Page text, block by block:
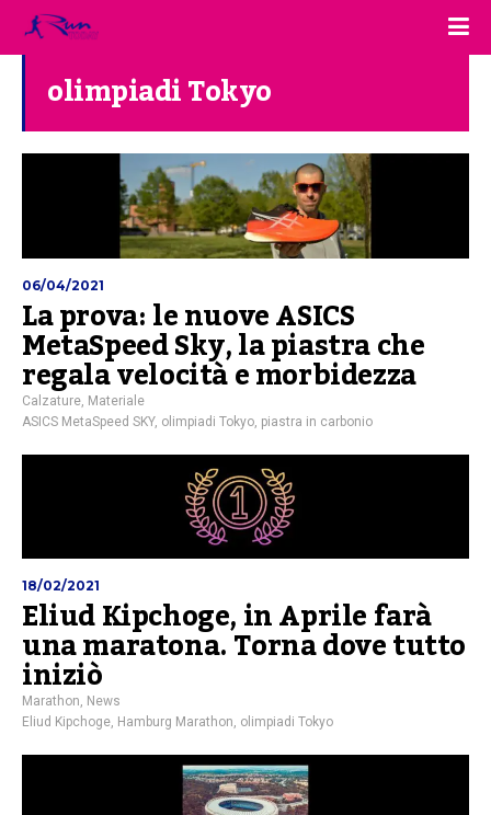
olimpiadi Tokyo
06/04/2021
La prova: le nuove ASICS
MetaSpeed Sky, la piastra che
regala velocità e morbidezza
Calzature Materiale
ASICS MetaSpeed SKY, olimpiadi Tokyo piastra in carbonio
18/02/2021
Eliud Kipchoge, in Aprile farà
una maratona. Torna dove tutto
iniziò
Marathon, News
Eliud Kipchoge, Hamburg Marathon, olimpiadi Tokyo